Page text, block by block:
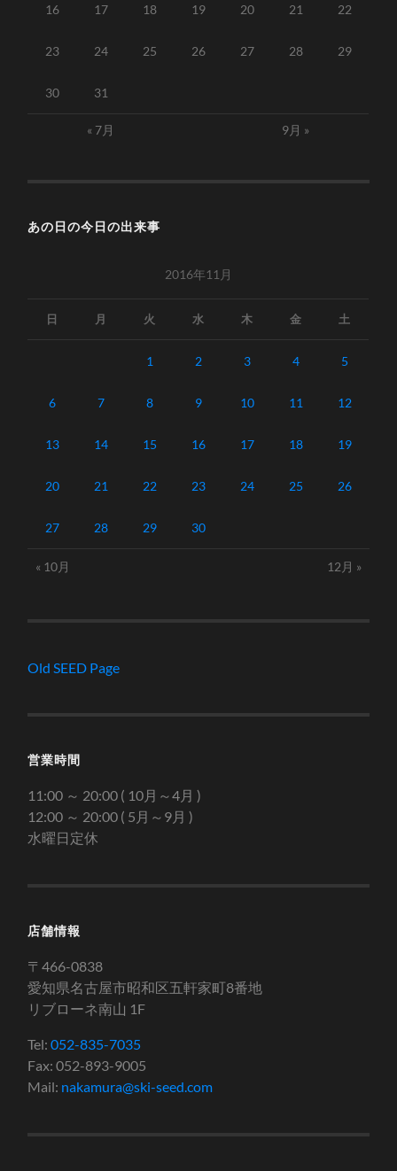
16 17 18 19 20 21 22
23 24 25 26 27 28 29
30 31
« 7月 9月 »
あの日の今日の出来事
2016年11月
日 月 火 水 木 金 土
1 2 3 4 5
6 7 8 9 10 11 12
13 14 15 16 17 18 19
20 21 22 23 24 25 26
27 28 29 30
« 10月 12月 »
Old SEED Page
営業時間
11:00 ～ 20:00 ( 10月～4月 )
12:00 ～ 20:00 ( 5月～9月 )
水曜日定休
店舗情報
〒466-0838
愛知県名古屋市昭和区五軒家町8番地
リブローネ南山 1F
Tel:052-835-7035
Fax: 052-893-9005
Mail: nakamura@ski-seed.com